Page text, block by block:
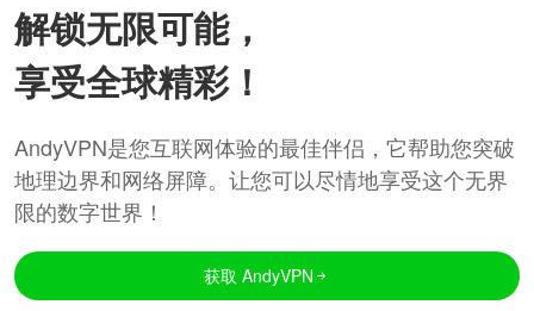
解锁无限可能，
享受全球精彩！
AndyVPN是您互联网体验的最佳伴侣，它帮助您突破
地理边界和网络屏障。让您可以尽情地享受这个无界
限的数字世界！
获取 AndyVPN